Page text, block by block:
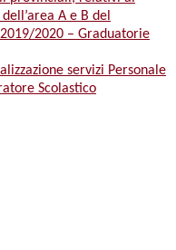
A e B del
2020 – Graduatorie
servizi Personale
Scolastico